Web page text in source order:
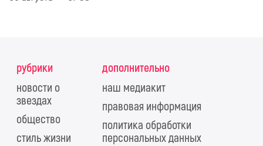
рубрики
новости о
звездах
общество
стиль жизни
дополнительно
наш медиакит
правовая информация
политика обработки
персональных данных